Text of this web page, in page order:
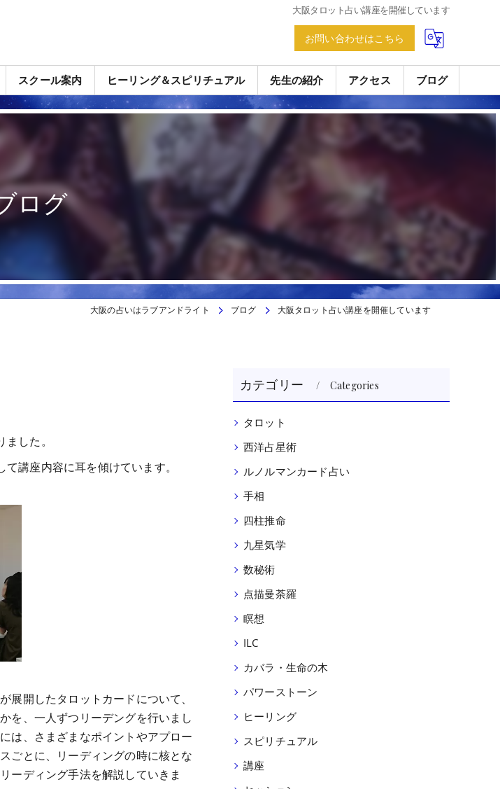
大阪タロット占い講座を開催しています
お問い合わせはこちら
スクール案内 ヒーリング＆スピリチュアル 先生の紹介 アクセス ブログ
ログ
大阪の占いはラブアンドライト ブログ 大阪タロット占い講座を開催しています
した。
講座内容に耳を傾けています。
展開したタロットカードについて、
を、一人ずつリーデングを行いまし
は、さまざまなポイントやアプロー
ごとに、リーディングの時に核とな
ーディング手法を解説していきま
カテゴリー Categories
タロット
西洋占星術
ルノルマンカード占い
手相
四柱推命
九星気学
数秘術
点描曼荼羅
瞑想
ILC
カバラ・生命の木
パワーストーン
ヒーリング
スピリチュアル
講座